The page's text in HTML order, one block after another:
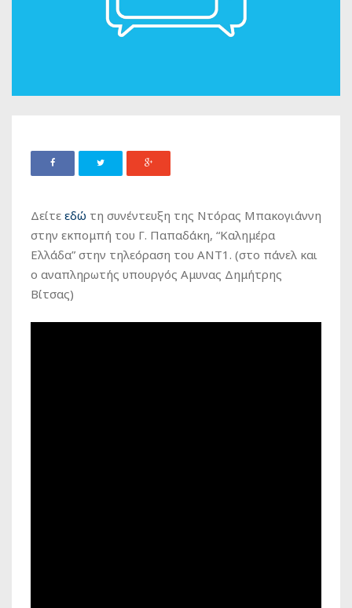
Δείτε εδώ τη συνέντευξη της Ντόρας Μπακογιάννη
στην εκπομπή του Γ. Παπαδάκη, “Καλημέρα
Ελλάδα” στην τηλεόραση του ANT1. (στο πάνελ και
ο αναπληρωτής υπουργός Αμυνας Δημήτρης
Βίτσας)